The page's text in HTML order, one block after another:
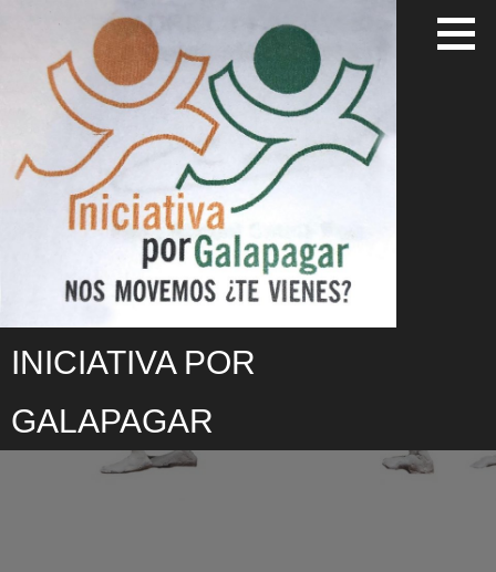
contenido
INICIATIVA POR
GALAPAGAR